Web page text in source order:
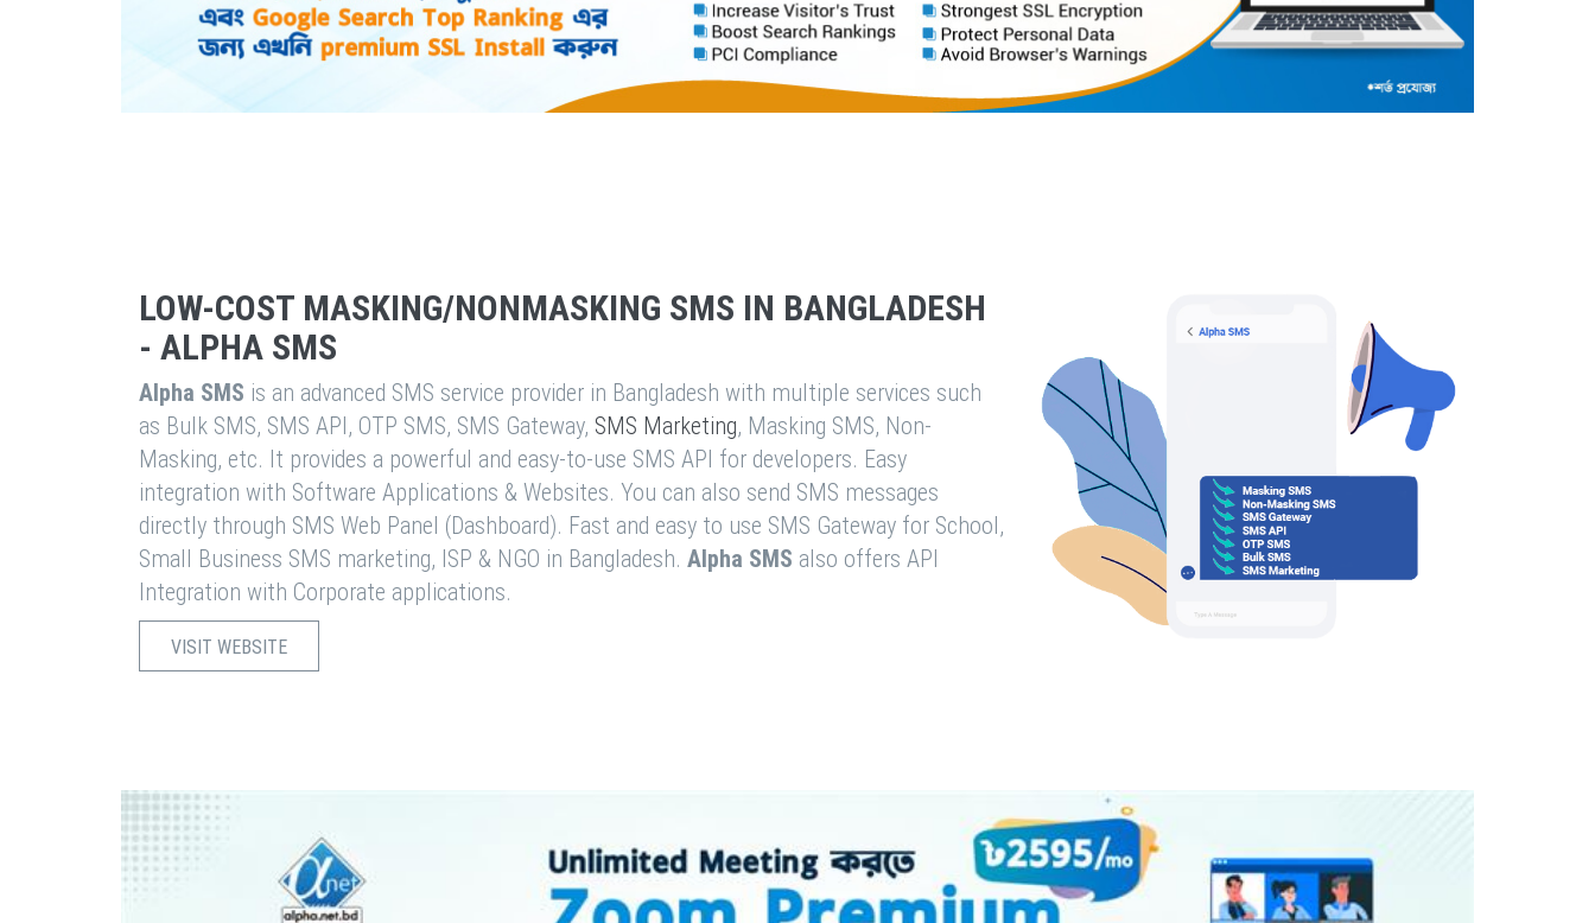
LOW-COST MASKING/NONMASKING SMS IN BANGLADESH
- ALPHA SMS
Alpha SMS is an advanced SMS service provider in Bangladesh with multiple services such
as Bulk SMS, SMS API, OTP SMS, SMS Gateway, SMS Marketing, Masking SMS, Non-
Masking, etc. It provides a powerful and easy-to-use SMS API for developers. Easy
integration with Software Applications & Websites. You can also send SMS messages
directly through SMS Web Panel (Dashboard). Fast and easy to use SMS Gateway for School,
Small Business SMS marketing, ISP & NGO in Bangladesh. Alpha SMS also offers API
Integration with Corporate applications.
VISIT WEBSITE